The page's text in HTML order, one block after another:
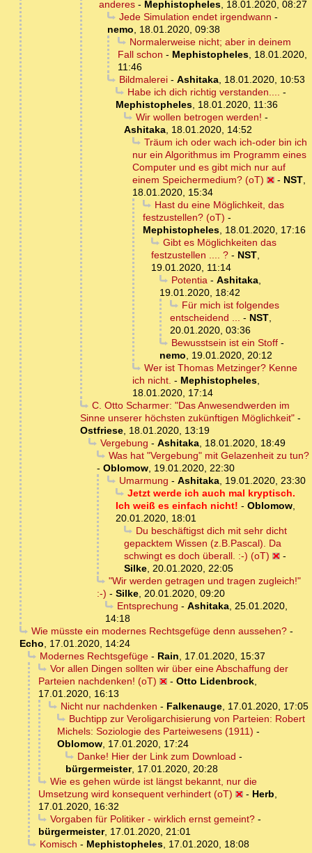
anderes - Mephistopheles, 18.01.2020, 08:27
Jede Simulation endet irgendwann -
nemo, 18.01.2020, 09:38
Normalerweise nicht; aber in deinem
Fall schon - Mephistopheles, 18.01.2020,
11:46
Bildmalerei- Ashitaka, 18.01.2020, 10:53
Habe ich dich richtig verstanden.... -
Mephistopheles, 18.01.2020, 11:36
Wir wollen betrogen werden! -
Ashitaka, 18.01.2020, 14:52
Träum ich oder wach ich-oder bin ich
nur ein Algorithmus im Programm eines
Computer und es gibt mich nur auf
einem Speichermedium? (oT)
- NST,
18.01.2020, 15:34
Hast du eine Möglichkeit, das
festzustellen? (oT) -
Mephistopheles, 18.01.2020, 17:16
Gibt es Möglichkeiten das
festzustellen .... ? - NST,
19.01.2020, 11:14
Potentia- Ashitaka,
19.01.2020, 18:42
Für mich ist folgendes
entscheidend ... - NST,
20.01.2020, 03:36
Bewusstsein ist ein Stoff-
nemo, 19.01.2020, 20:12
Wer ist Thomas Metzinger? Kenne
ich nicht. - Mephistopheles,
18.01.2020, 17:14
C. Otto Scharmer: "Das Anwesendwerden im
Sinne unserer höchsten zukünftigen Möglichkeit" -
Ostfriese, 18.01.2020, 13:19
Vergebung - Ashitaka, 18.01.2020, 18:49
Was hat "Vergebung" mit Gelazenheit zu tun?
- Oblomow, 19.01.2020, 22:30
Umarmung - Ashitaka, 19.01.2020, 23:30
Jetzt werde ich auch mal kryptisch.
Ich weiß es einfach nicht! - Oblomow,
20.01.2020, 18:01
Du beschäftigst dich mit sehr dicht
gepacktem Wissen (z.B.Pascal). Da
schwingt es doch überall. :-) (oT)
-
Silke, 20.01.2020, 22:05
"Wir werden getragen und tragen zugleich!"
:-) - Silke, 20.01.2020, 09:20
Entsprechung - Ashitaka, 25.01.2020,
14:18
Wie müsste ein modernes Rechtsgefüge denn aussehen?-
Echo, 17.01.2020, 14:24
Modernes Rechtsgefüge- Rain, 17.01.2020, 15:37
Vor allen Dingen sollten wir über eine Abschaffung der
Parteien nachdenken! (oT)
- Otto Lidenbrock,
17.01.2020, 16:13
Nicht nur nachdenken - Falkenauge, 17.01.2020, 17:05
Buchtipp zur Veroligarchisierung von Parteien: Robert
Michels: Soziologie des Parteiwesens (1911) -
Oblomow, 17.01.2020, 17:24
Danke! Hier der Link zum Download -
bürgermeister, 17.01.2020, 20:28
Wie es gehen würde ist längst bekannt, nur die
Umsetzung wird konsequent verhindert (oT)
- Herb,
17.01.2020, 16:32
Vorgaben für Politiker - wirklich ernst gemeint?-
bürgermeister, 17.01.2020, 21:01
Komisch - Mephistopheles, 17.01.2020, 18:08